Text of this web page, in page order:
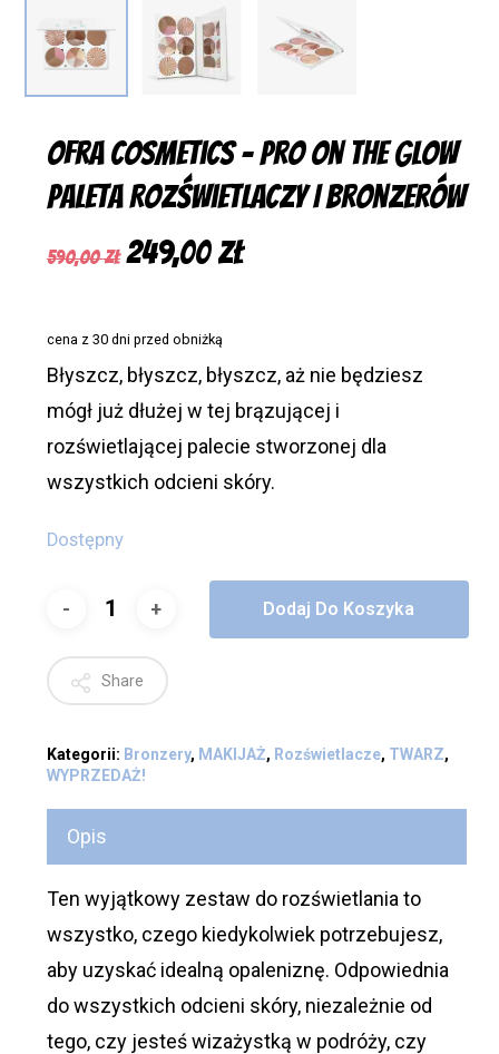
Ofra Cosmetics – Pro On The Glow
Paleta Rozświetlaczy I Bronzerów
590,00zł Pierwotna
590,00 zł.
249,00złAktualna
249,00 zł.
cena z 30 dni przed obniżką
Błyszcz, błyszcz, błyszcz, aż nie będziesz
mógł już dłużej w tej brązującej i
rozświetlającej palecie stworzonej dla
wszystkich odcieni skóry.
Dostępny
Dodaj Do Koszyka
Share
Kategorii: Bronzery, MAKIJAŻ, Rozświetlacze, TWARZ,
WYPRZEDAŻ!
Opis
Ten wyjątkowy zestaw do rozświetlania to
wszystko, czego kiedykolwiek potrzebujesz,
aby uzyskać idealną opaleniznę. Odpowiednia
do wszystkich odcieni skóry, niezależnie od
tego, czy jesteś wizażystką w podróży, czy